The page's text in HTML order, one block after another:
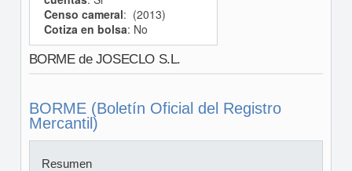
Censo cameral: (2013)
Cotiza en bolsa: No
BORME de JOSECLO S.L.
BORME (Boletín Oficial del Registro
Mercantil)
Resumen